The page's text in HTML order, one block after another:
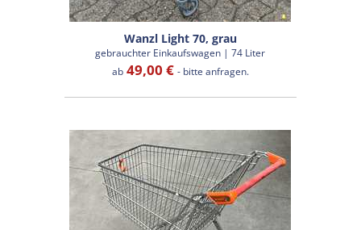
Wanzl Light 70, grau
gebrauchter Einkaufswagen | 74 Liter
ab49,00 € - bitte anfragen.